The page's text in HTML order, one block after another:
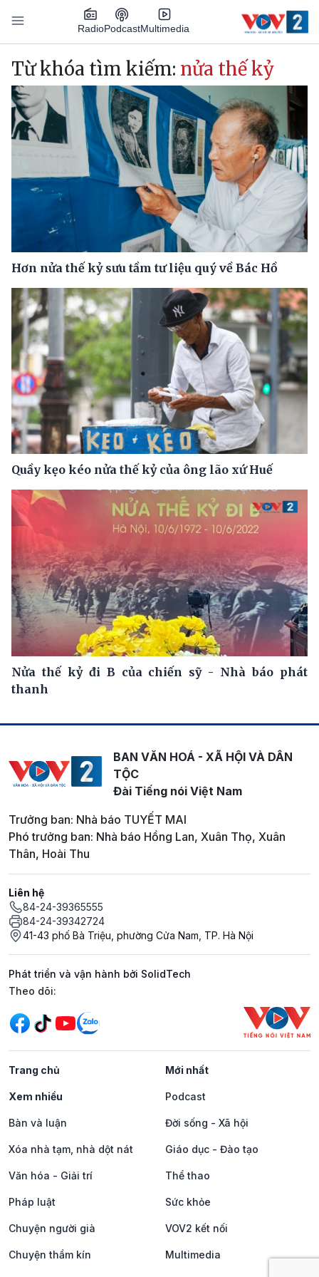
Nhảy đến nội dung
RadioPodcastMultimedia
Main navigation
Từ khóa tìm kiếm: nửa thế kỷ
Hơn nửa thế kỷ sưu tầm tư liệu quý về Bác Hồ
Quầy kẹo kéo nửa thế kỷ của ông lão xứ Huế
Nửa thế kỷ đi B của chiến sỹ - Nhà báo phát
thanh
BAN VĂN HOÁ - XÃ HỘI VÀ DÂN
TỘC
Đài Tiếng nói Việt Nam
Trưởng ban: Nhà báo TUYẾT MAI
Phó trưởng ban: Nhà báo Hồng Lan, Xuân Thọ, Xuân
Thân, Hoài Thu
Liên hệ
84-24-39365555
84-24-39342724
41-43 phố Bà Triệu, phường Cửa Nam, TP. Hà Nội
Phát triển và vận hành bởi SolidTech
Mạng xã hội
Theo dõi:
Trang chủ Mới nhất
Xem nhiều Podcast
Bàn và luận Đời sống - Xã hội
Xóa nhà tạm, nhà dột nát Giáo dục - Đào tạo
Văn hóa - Giải trí Thể thao
Pháp luật Sức khỏe
Chuyện người già VOV2 kết nối
Chuyện thầm kín Multimedia